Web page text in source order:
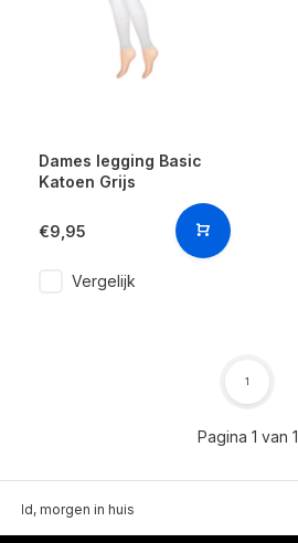
Dames legging Basic
Katoen Grijs
€9,95
Vergelijk
Pagina 1 van 1
1
morgen in huis